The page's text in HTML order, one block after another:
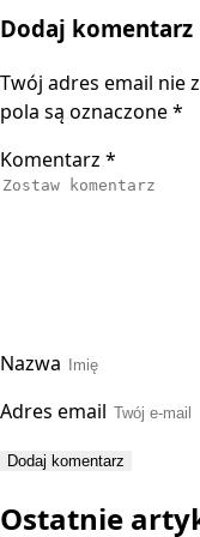
Dodaj komentarz
Twój adres email nie
pola są oznaczone*
Komentarz *
Nazwa
Adres email
Ostatnie